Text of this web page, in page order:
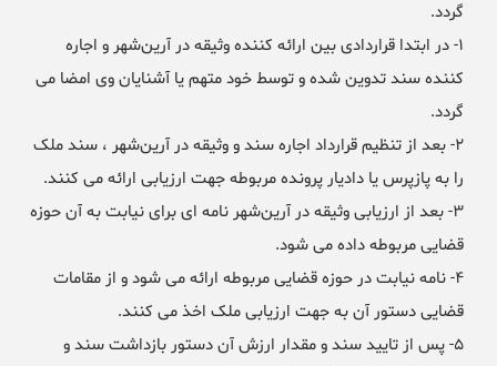
گردد.
۱- در ابتدا قراردادی بین ارائه کننده وثیقه در آرین‌شهر و اجاره
کننده سند تدوین شده و توسط خود متهم یا آشنایان وی امضا می
گردد.
۲- بعد از تنظیم قرارداد اجاره سند و وثیقه در آرین‌شهر ، سند ملک
را به پازپرس یا دادیار پرونده مربوطه جهت ارزیابی ارائه می کنند.
۳- بعد از ارزیابی وثیقه در آرین‌شهر نامه ای برای نیابت به آن حوزه
قضایی مربوطه داده می شود.
۴- نامه نیابت در حوزه قضایی مربوطه ارائه می شود و از مقامات
قضایی دستور آن به جهت ارزیابی ملک اخذ می کنند.
۵- پس از تایید سند و مقدار ارزش آن دستور بازداشت سند و